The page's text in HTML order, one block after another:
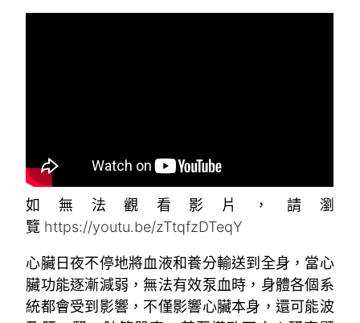
如無法觀看影片，請瀏
覽 https://youtu.be/zTtqfzDTeqY
心臟日夜不停地將血液和養分輸送到全身，當心
臟功能逐漸減弱，無法有效泵血時，身體各個系
統都會受到影響，不僅影響心臟本身，還可能波